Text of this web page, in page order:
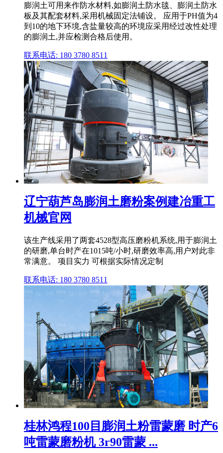
膨润土可用来作防水材料,如膨润土防水毯、膨润土防水
板及其配套材料,采用机械固定法铺设。 应用于PH值为4
到10的地下环境,含盐量较高的环境应采用经过改性处理
的膨润土,并应检测合格后使用。
联系电话: 180 3780 8511
辽宁葫芦岛膨润土磨粉案例建冶重工
机械官网
该生产线采用了两套4528型高压磨粉机系统,用于膨润土
的研磨,单台时产在1015吨/小时,研磨效率高,用户对此非
常满意。 项目实力 可根据实际情况定制
联系电话: 180 3780 8511
桂林鸿程100目膨润土粉雷蒙磨 时产6
吨雷蒙磨粉机 3r90雷蒙 ...